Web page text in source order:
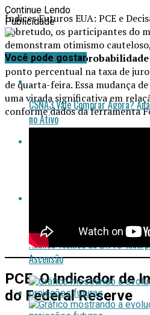
Índices Futuros EUA: PCE e
Sobretudo, os participantes do
demonstram otimismo
apontam87% de probabilidade
ponto percentual na taxa de
de quarta-feira. Essa mudança
uma virada significativa em
conforme dados da ferramenta
PCE: O Indicador de
do Federal Reserve
Continue Lendo
Publicidade
Você pode gostar
CSNA3 Vale Comprar Agora?
no Ativo
Análise Técnica da LAVV3:
Ascensão